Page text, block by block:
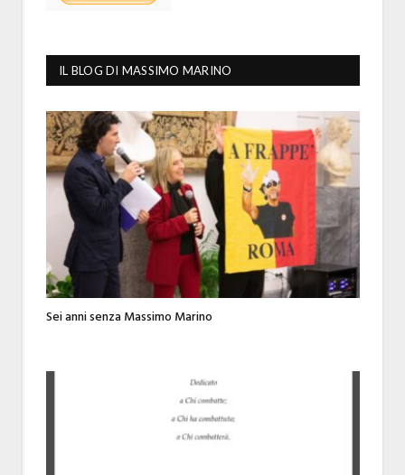
IL BLOG DI MASSIMO MARINO
Sei anni senza Massimo Marino